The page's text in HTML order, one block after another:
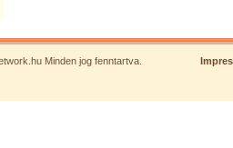
Minden jog fenntartva.